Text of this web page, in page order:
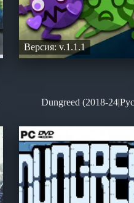
Версия: v.1.1.1
Dungreed (2018-